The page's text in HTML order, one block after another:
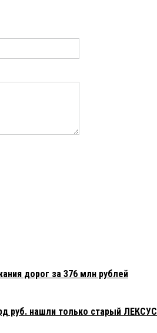
дорог за 376 млн рублей
руб. нашли только старый ЛЕКСУС